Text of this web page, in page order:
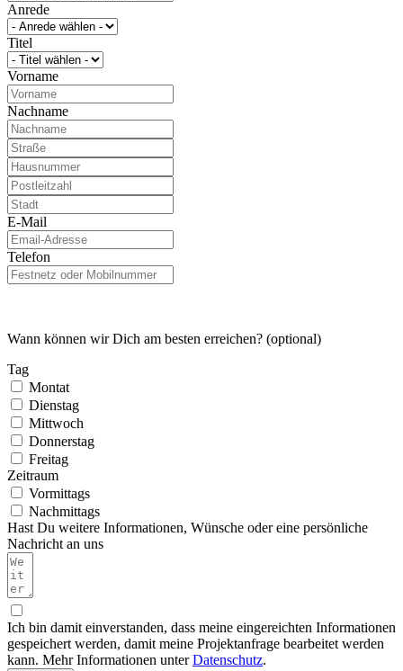
Anrede
Titel
Vorname
Nachname
E-Mail
Telefon
Wann können wir Dich am besten erreichen? (optional)
Tag
Montat
Dienstag
Mittwoch
Donnerstag
Freitag
Zeitraum
Vormittags
Nachmittags
Hast Du weitere Informationen, Wünsche oder eine persönliche
Nachricht an uns
Ich bin damit einverstanden, dass meine eingereichten Informationen
gespeichert werden, damit meine Projektanfrage bearbeitet werden
kann. Mehr Informationen unterDatenschutz.